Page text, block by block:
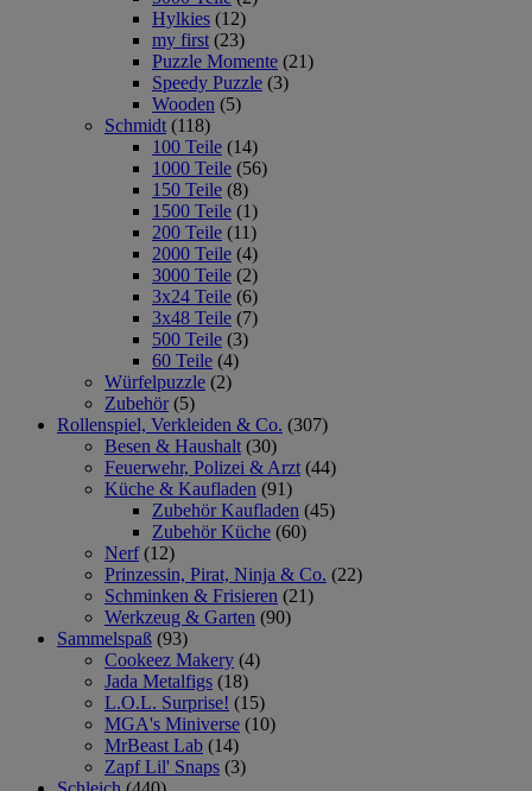
Hylkies (12)
my first (23)
Puzzle Momente (21)
Speedy Puzzle (3)
Wooden (5)
Schmidt (118)
100 Teile (14)
1000 Teile (56)
150 Teile (8)
1500 Teile (1)
200 Teile (11)
2000 Teile (4)
3000 Teile (2)
3x24 Teile (6)
3x48 Teile (7)
500 Teile (3)
60 Teile (4)
Würfelpuzzle (2)
Zubehör (5)
Rollenspiel, Verkleiden & Co. (307)
Besen & Haushalt (30)
Feuerwehr, Polizei & Arzt (44)
Küche & Kaufladen (91)
Zubehör Kaufladen (45)
Zubehör Küche (60)
Nerf (12)
Prinzessin, Pirat, Ninja & Co. (22)
Schminken & Frisieren (21)
Werkzeug & Garten (90)
Sammelspaß (93)
Cookeez Makery (4)
Jada Metalfigs (18)
L.O.L. Surprise! (15)
MGA's Miniverse (10)
MrBeast Lab (14)
Zapf Lil' Snaps (3)